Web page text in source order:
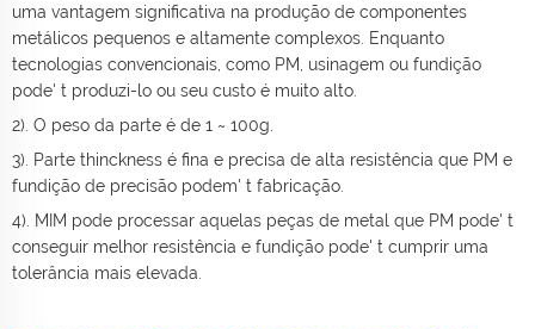
uma vantagem significativa na produção de componentes
metálicos pequenos e altamente complexos. Enquanto
tecnologias convencionais, como PM, usinagem ou fundição
pode' t produzi-lo ou seu custo é muito alto.
2). O peso da parte é de 1 ~ 100g.
3). Parte thinckness é fina e precisa de alta resistência que PM e
fundição de precisão podem' t fabricação.
4). MIM pode processar aquelas peças de metal que PM pode' t
conseguir melhor resistência e fundição pode' t cumprir uma
tolerância mais elevada.